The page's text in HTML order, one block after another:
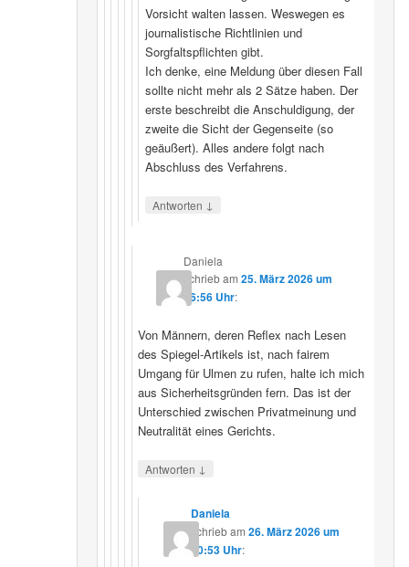
Vorsicht walten lassen. Weswegen es
journalistische Richtlinien und
Sorgfaltspflichten gibt.
Ich denke, eine Meldung über diesen Fall
sollte nicht mehr als 2 Sätze haben. Der
erste beschreibt die Anschuldigung, der
zweite die Sicht der Gegenseite (so
geäußert). Alles andere folgt nach
Abschluss des Verfahrens.
Antworten ↓
Daniela
schriebam25. März 2026 um
16:56 Uhr:
Von Männern, deren Reflex nach Lesen
des Spiegel-Artikels ist, nach fairem
Umgang für Ulmen zu rufen, halte ich mich
aus Sicherheitsgründen fern. Das ist der
Unterschied zwischen Privatmeinung und
Neutralität eines Gerichts.
Antworten ↓
Daniela
schriebam 26. März 2026 um
10:53 Uhr: